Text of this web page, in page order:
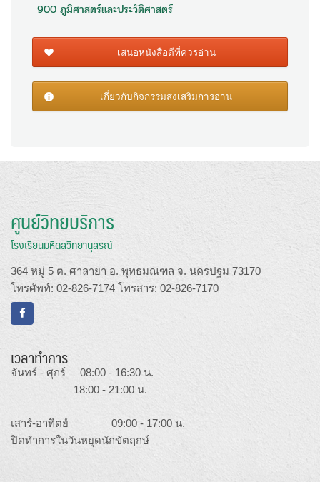
900 ภูมิศาสตร์และประวัติศาสตร์
เสนอหนังสือดีที่ควรอ่าน
เกี่ยวกับกิจกรรมส่งเสริมการอ่าน
ศูนย์วิทยบริการ
โรงเรียนมหิดลวิทยานุสรณ์
364 หมู่ 5 ต. ศาลายา อ. พุทธมณฑล จ. นครปฐม 73170
โทรศัพท์: 02-826-7174 โทรสาร: 02-826-7170
เวลาทำการ
จันทร์ - ศุกร์ 08:00 - 16:30 น.
18:00 - 21:00 น.
เสาร์-อาทิตย์ 09:00 - 17:00 น.
ปิดทำการในวันหยุดนักขัตฤกษ์